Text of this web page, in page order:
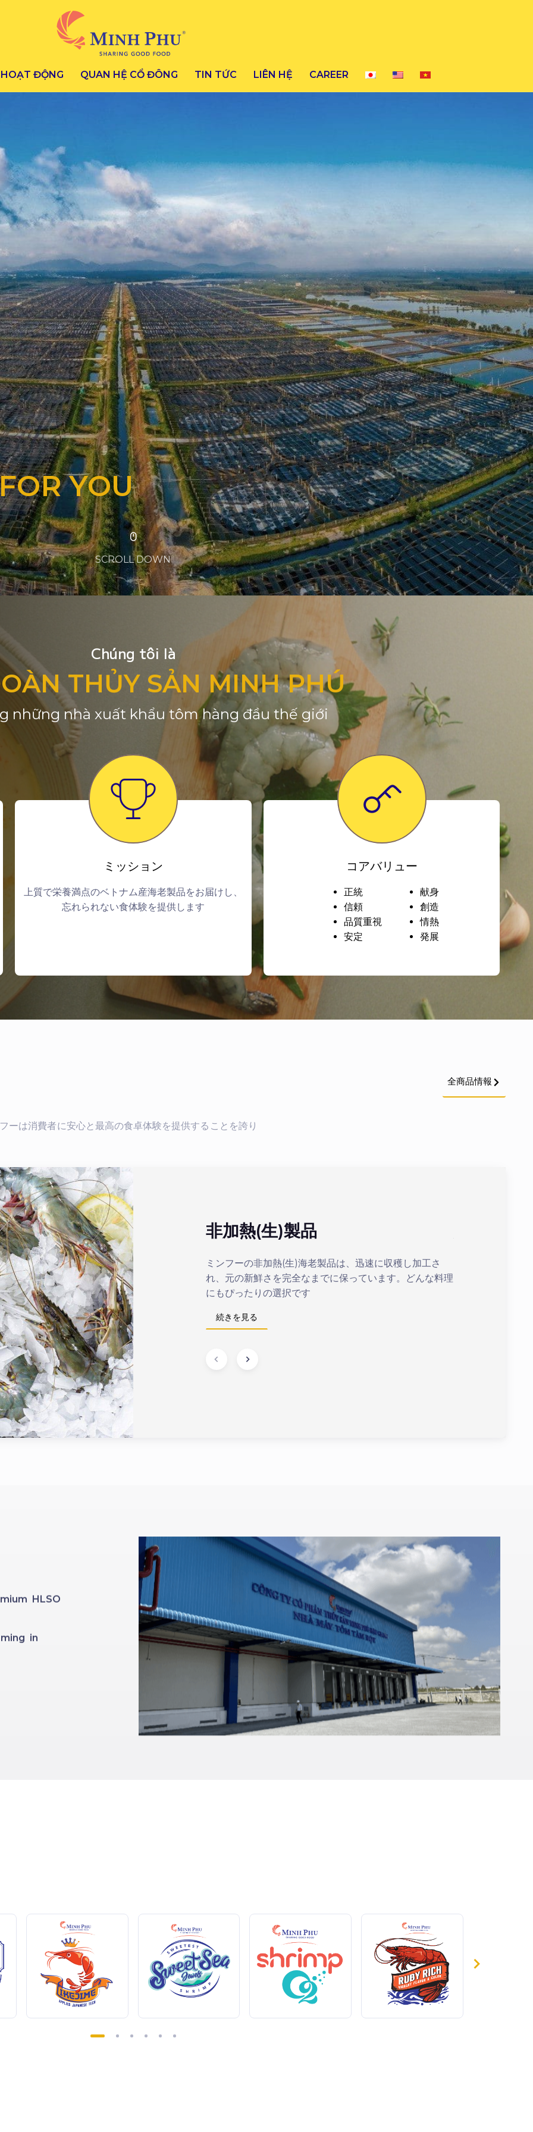
CAREER
HOẠT ĐỘNG QUAN HỆ CỔ ĐÔNG TIN TỨC LIÊN HỆ
YOU
SCROLL DOWN
Chúng tôi là
THỦY SẢN MINH PHÚ
những nhà xuất khẩu tôm hàng đầu thế giới
ミッション
上質で栄養満点のベトナム産海老製品をお届けし、
忘れられない食体験を提供します
コアバリュー
正統
信頼
品質重視
安定
献身
創造
情熱
発展
全商品情報
ーは消費者に安心と最高の食卓体験を提供することを誇り
非加熱(生)製品
ミンフーの非加熱(生)海老製品は、迅速に収穫し加工さ
れ、元の新鮮さを完全なまでに保っています。どんな料理
にもぴったりの選択です
続きを見る
HLSO
in